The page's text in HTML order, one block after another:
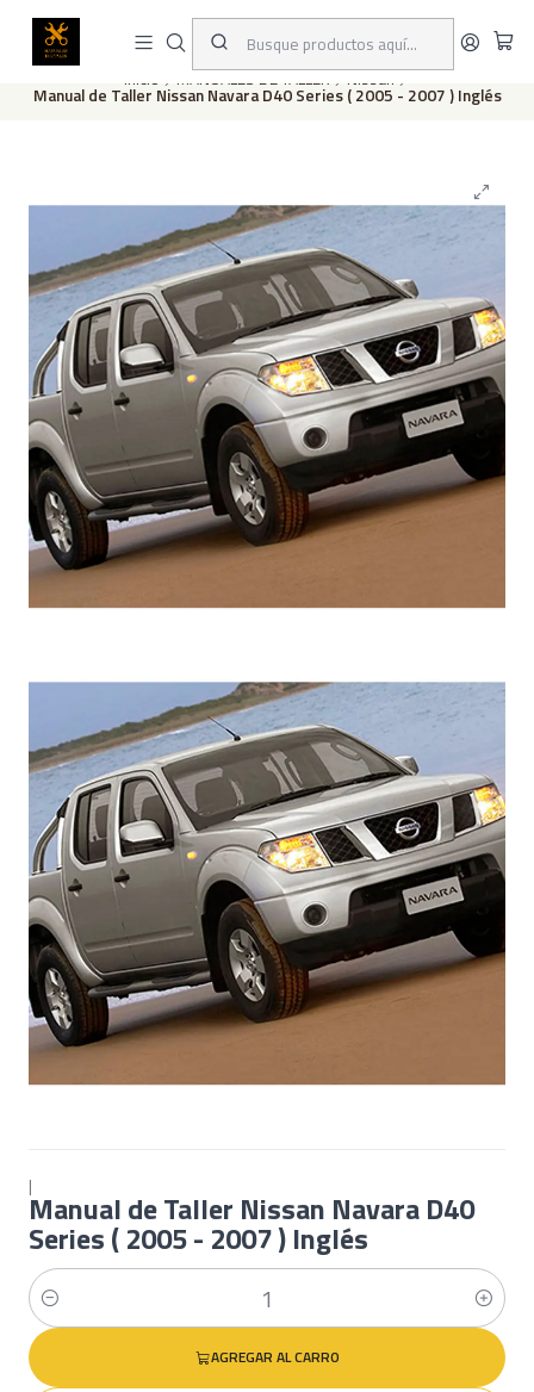
Este es el texto del slide
Inicio MANUALES DE TALLER Nissan
Manual de Taller Nissan Navara D40 Series ( 2005 - 2007 ) Inglés
|
Manual de Taller Nissan Navara D40
Series ( 2005 - 2007 ) Inglés
Cantidad
AGREGAR AL CARRO